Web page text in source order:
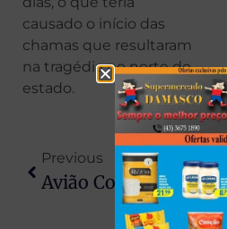
causado o início das
chamas que resultaram
na tragédia no norte do
estado.
Previous
Avião Com Seis Pessoas Faz Pouso Forçado No Aeroporto De Maringá